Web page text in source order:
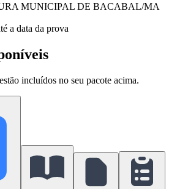
MUNICIPAL DE BACABAL/MA
a data da prova
incluídos no seu pacote acima.